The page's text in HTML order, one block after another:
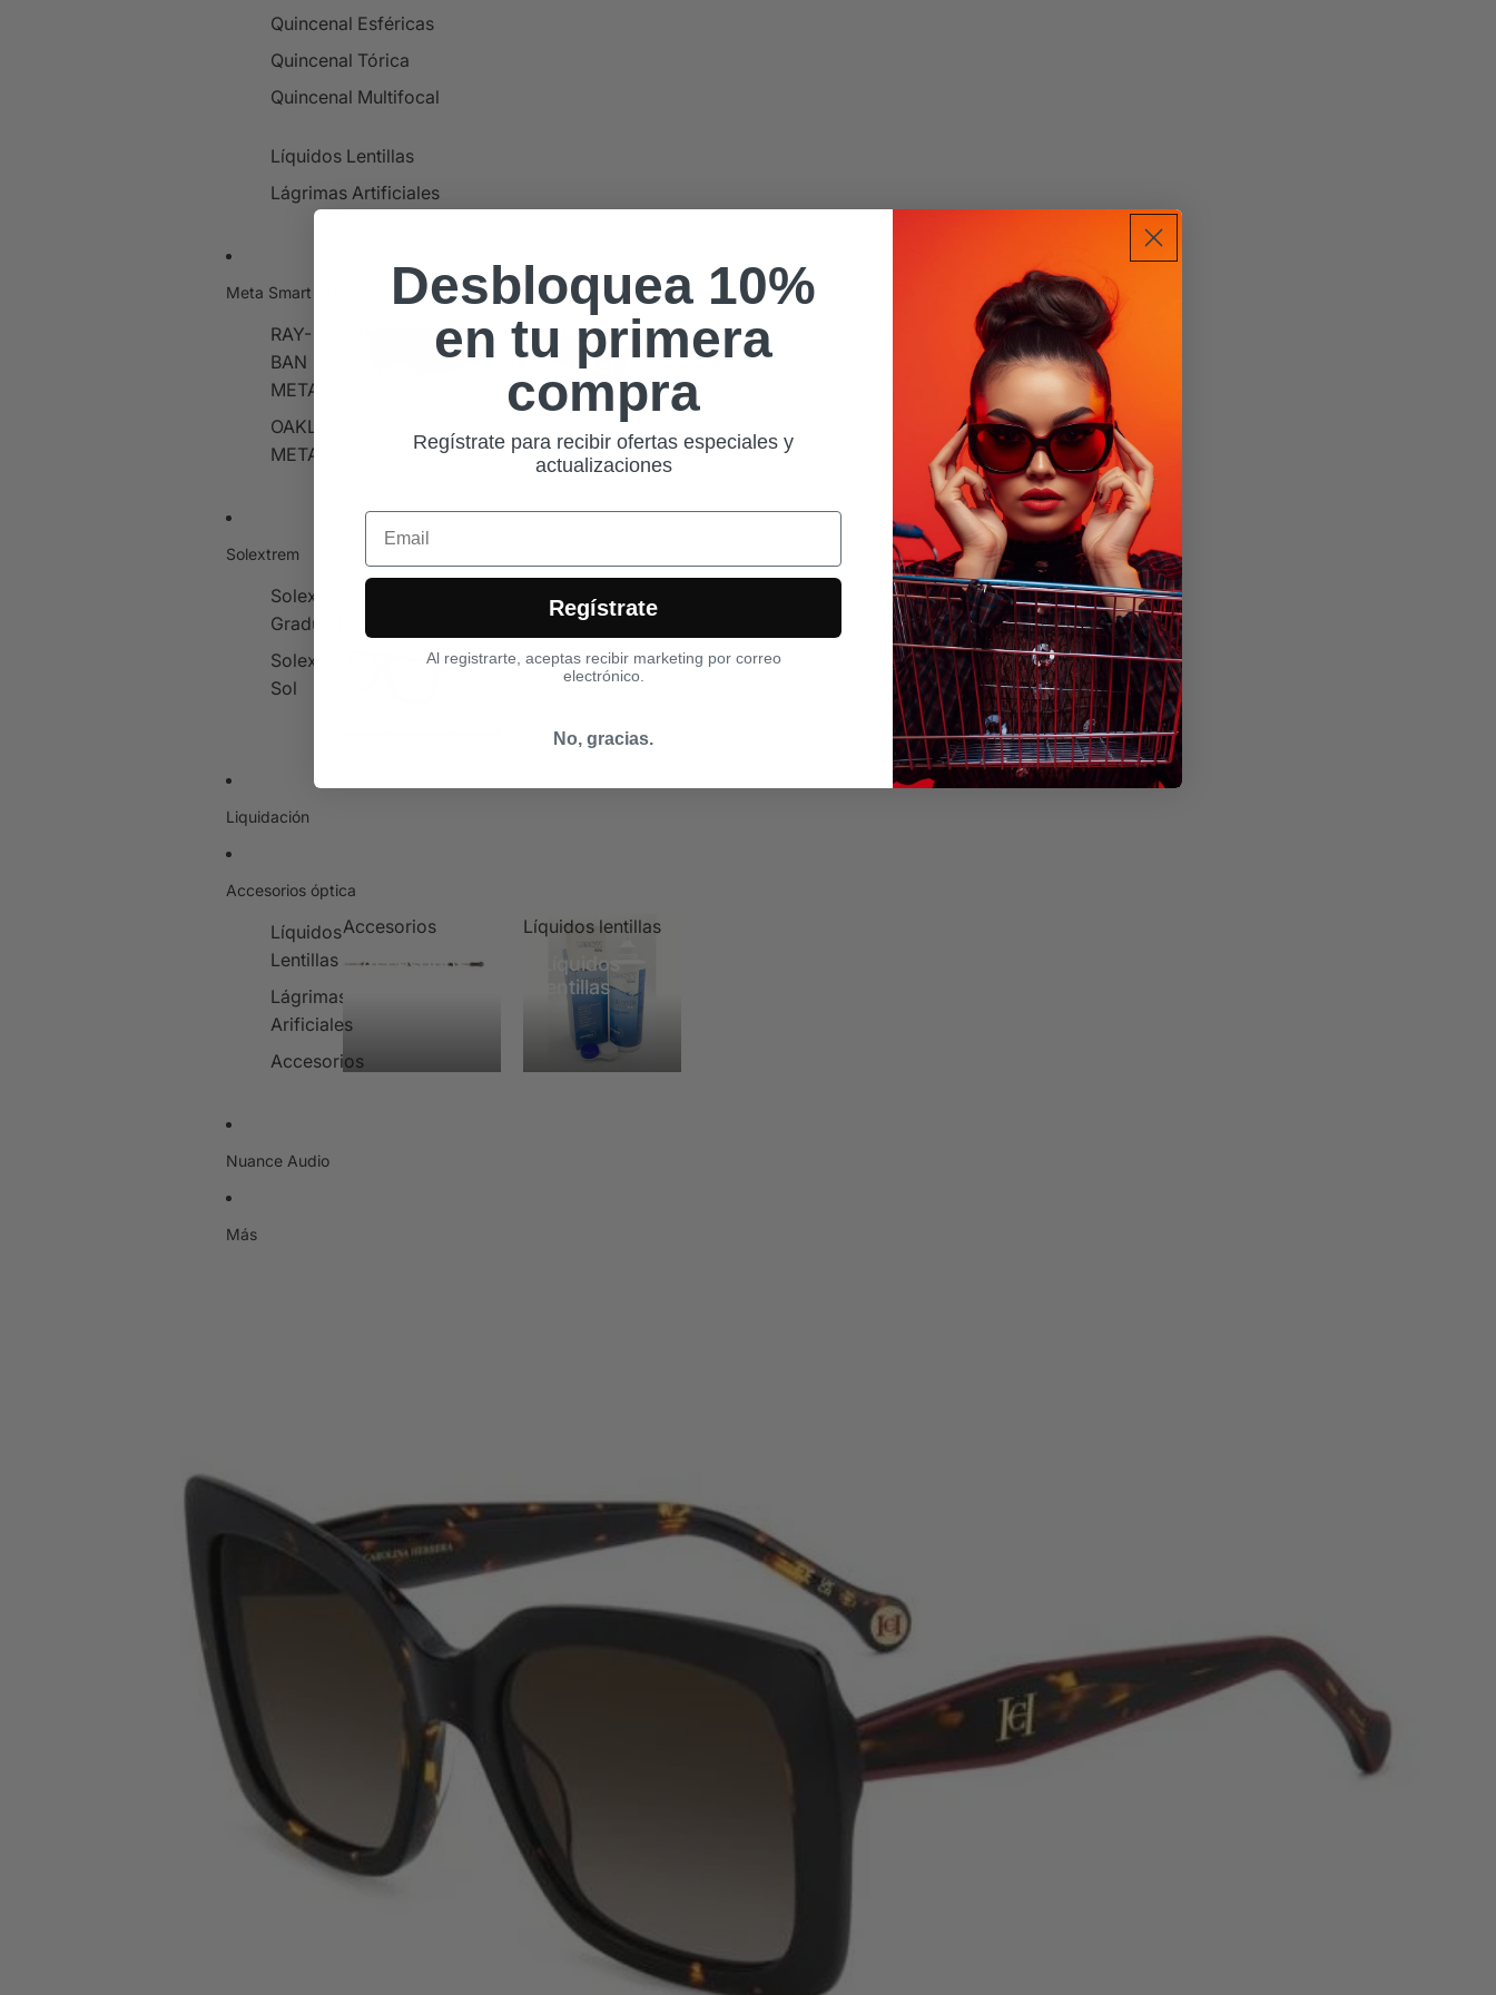
Quincenal Esféricas
Quincenal Tórica
Quincenal Multifocal
Líquidos Lentillas
Lágrimas Artificiales
Meta Smart Glasses
RAY-
BAN
META
OAKLEY
META
Smart Glasses Ray-Ban Meta
Ray-Ban
Meta
Solextrem
Solextrem
Graduado
Solextrem
Sol
Solextrem
Solextrem
Liquidación
Accesorios óptica
Líquidos
Lentillas
Lágrimas
Arificiales
Accesorios
Accesorios
Accesorios
Líquidos lentillas
Líquidos
lentillas
Nuance Audio
Más
Desbloquea 10%
en tu primera
compra
Regístrate para recibir ofertas especiales y
actualizaciones
Email
Regístrate
Al registrarte, aceptas recibir marketing por correo
electrónico.
No, gracias.